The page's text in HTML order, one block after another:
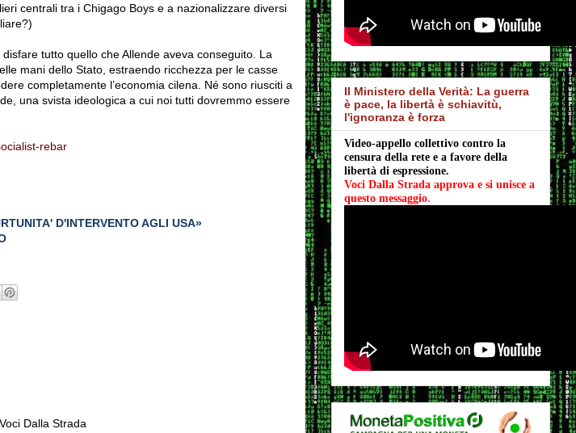
centrali tra i Chigago Boys e a nazionalizzare diversi
tutto quello che Allende aveva conseguito. La
mani dello Stato, estraendo ricchezza per le casse
completamente l’economia cilena. Né sono riusciti a
una svista ideologica a cui noi tutti dovremmo essere
rebar
D'INTERVENTO AGLI USA»
Dalla Strada
Il Ministero della Verità: La guerra
è pace, la libertà è schiavitù,
l'ignoranza è forza
Video-appello collettivo contro la
censura della rete e a favore della
libertà di espressione.
Voci Dalla Strada approva e si unisce a
questo messaggio.